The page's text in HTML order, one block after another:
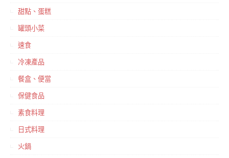
甜點、蛋糕
罐頭小菜
速食
冷凍產品
餐盒、便當
保健食品
素食料理
日式料理
火鍋